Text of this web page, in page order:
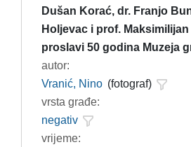
Dušan Korać, dr. Franjo
Holjevac i prof.
proslavi 50 godina Muzeja
autor:
Vranić, Nino (fotograf)
vrsta građe:
negativ
vrijeme: